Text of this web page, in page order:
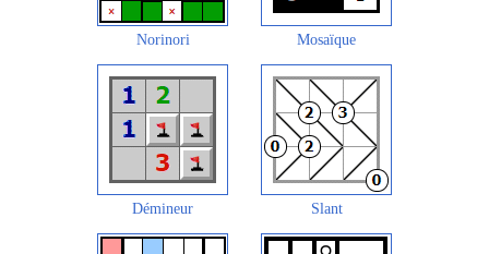
Norinori Mosaïque
Démineur Slant